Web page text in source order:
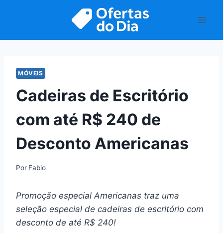
MÓVEIS
Cadeiras de Escritório
com até R$ 240 de
Desconto Americanas
Por Fabio
Promoção especial Americanas traz uma
seleção especial de cadeiras de escritório com
desconto de até R$ 240!